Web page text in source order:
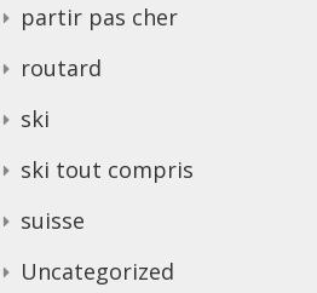
partir pas cher
routard
ski
ski tout compris
suisse
Uncategorized